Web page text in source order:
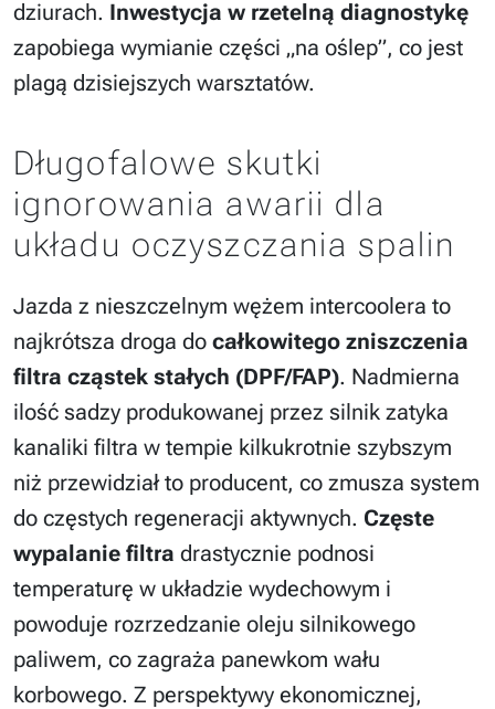
dziurach. Inwestycja w rzetelną diagnostykę
zapobiega wymianie części „na oślep”, co jest
plagą dzisiejszych warsztatów.
Długofalowe skutki
ignorowania awarii dla
układu oczyszczania spalin
Jazda z nieszczelnym wężem intercoolera to
najkrótsza droga do całkowitego zniszczenia
filtra cząstek stałych (DPF/FAP). Nadmierna
ilość sadzy produkowanej przez silnik zatyka
kanaliki filtra w tempie kilkukrotnie szybszym
niż przewidział to producent, co zmusza system
do częstych regeneracji aktywnych. Częste
wypalanie filtra drastycznie podnosi
temperaturę w układzie wydechowym i
powoduje rozrzedzanie oleju silnikowego
paliwem, co zagraża panewkom wału
korbowego. Z perspektywy ekonomicznej,